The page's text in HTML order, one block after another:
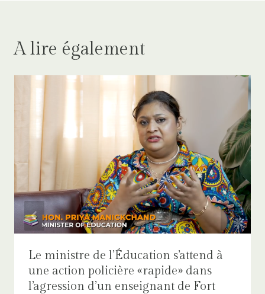
A lire également
Le ministre de l’Éducation s’attend à
une action policière «rapide» dans
l’agression d’un enseignant de Fort